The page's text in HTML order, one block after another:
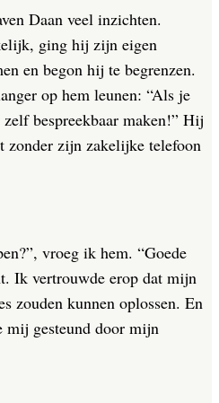
Daan veel inzichten.
ging hij zijn eigen
en begon hij te begrenzen.
op hem leunen: “Als je
bespreekbaar maken!” Hij
zonder zijn zakelijke telefoon
vroeg ik hem. “Goede
Ik vertrouwde erop dat mijn
zouden kunnen oplossen. En
gesteund door mijn